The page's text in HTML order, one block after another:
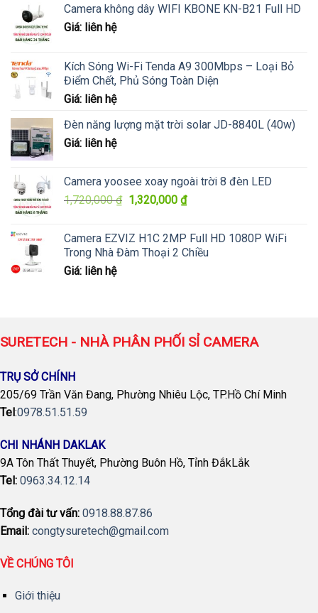
Camera không dây WIFI KBONE KN-B21 Full HD
Giá: liên hệ
Kích Sóng Wi-Fi Tenda A9 300Mbps – Loại Bỏ
Điểm Chết, Phủ Sóng Toàn Diện
Giá: liên hệ
Đèn năng lượng mặt trời solar JD-8840L (40w)
Giá: liên hệ
Camera yoosee xoay ngoài trời 8 đèn LED
1,720,000₫ Giá
1,720,000 ₫.
1,320,000 ₫Giá
là:
1,320,000 ₫.
Camera EZVIZ H1C 2MP Full HD 1080P WiFi
Trong Nhà Đàm Thoại 2 Chiều
Giá: liên hệ
SURETECH - NHÀ PHÂN PHỐI SỈ CAMERA
TRỤ SỞ CHÍNH
205/69 Trần Văn Đang, Phường Nhiêu Lộc, TP.Hồ Chí Minh
Tel :0978.51.51.59
CHI NHÁNH DAKLAK
9A Tôn Thất Thuyết, Phường Buôn Hồ, Tỉnh ĐắkLắk
Tel: 0963.34.12.14
Tổng đài tư vấn: 0918.88.87.86
Email: congtysuretech@gmail.com
VỀ CHÚNG TÔI
Giới thiệu